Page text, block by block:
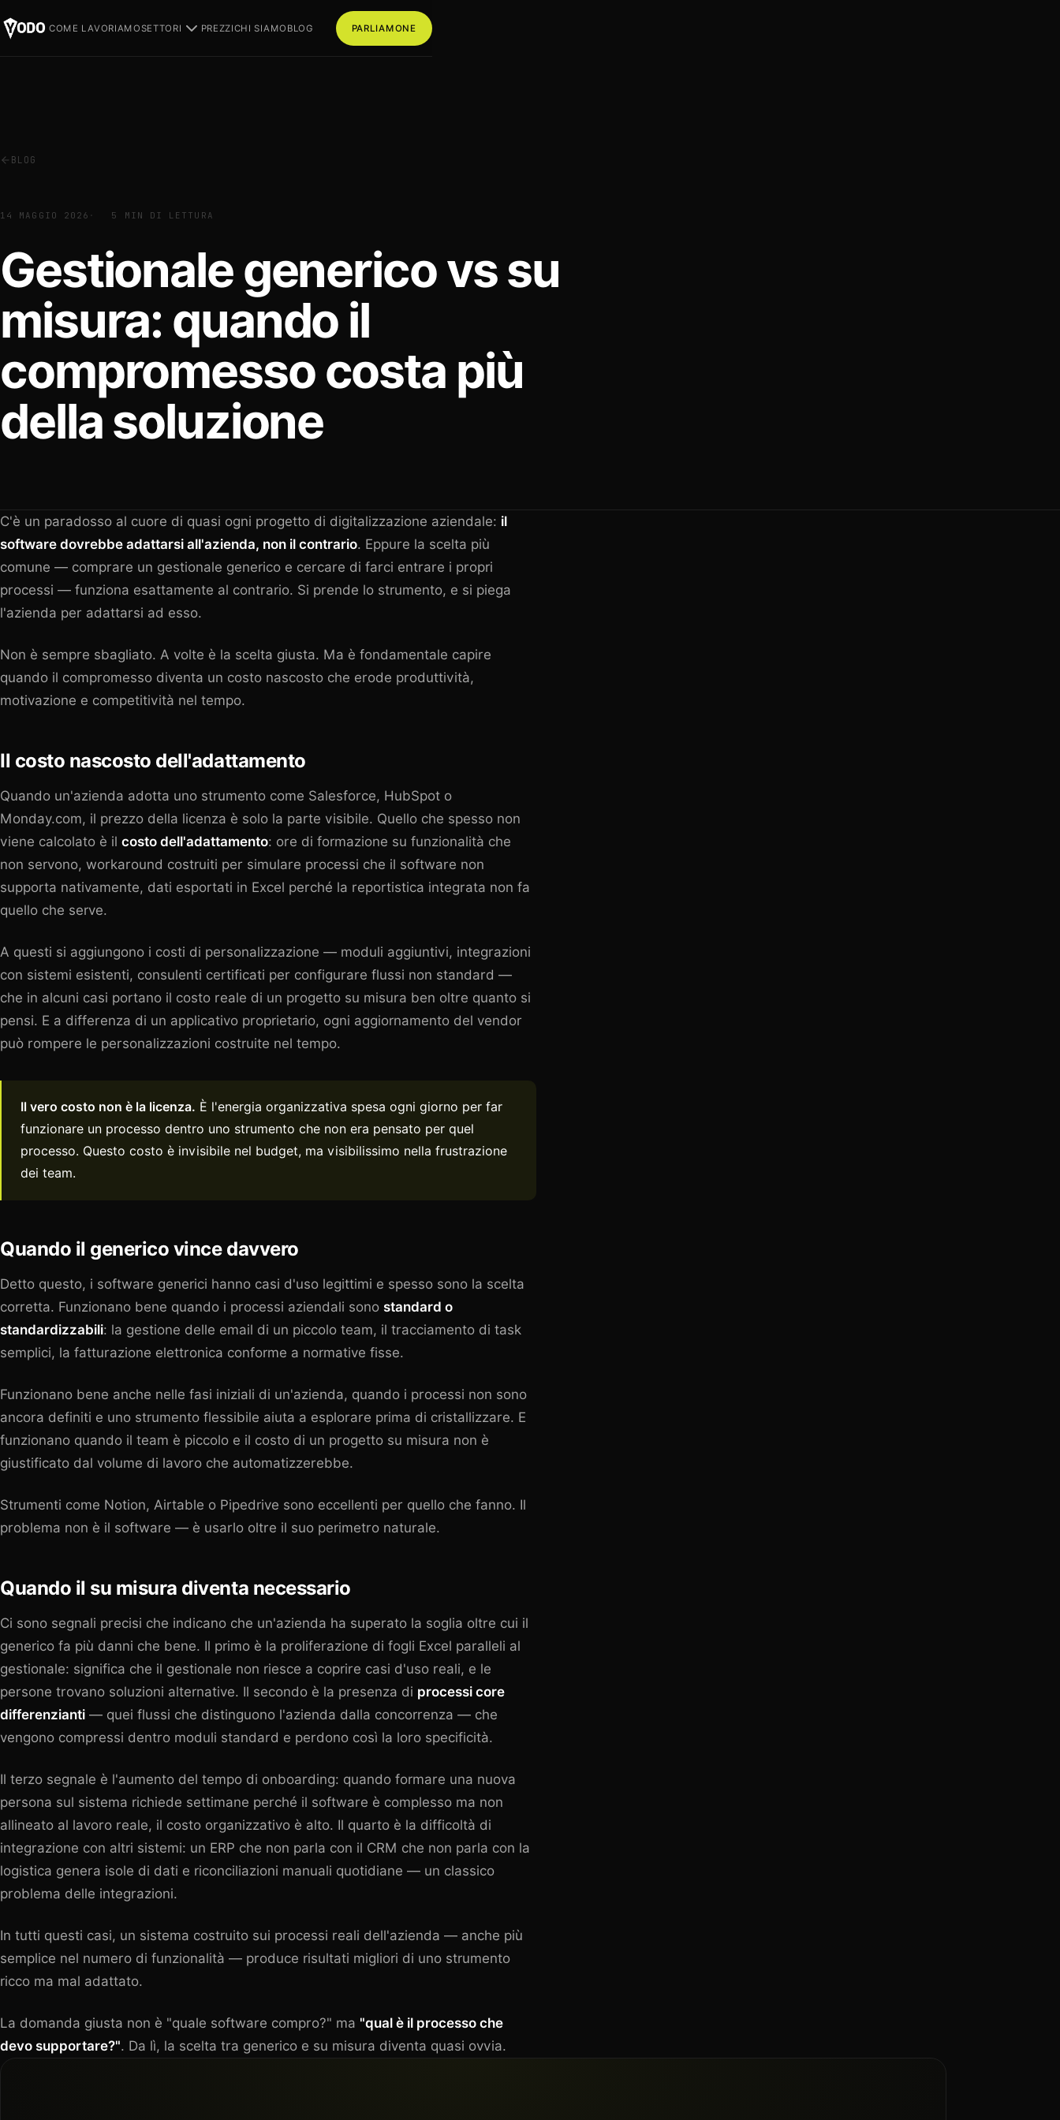
COME LAVORIAMOSETTORI PREZZICHI SIAMO BLOG PARLIAMONE
BLOG
14 MAGGIO 2026 5 MIN DI LETTURA
Gestionale generico vs su
misura: quando il
compromesso costa più
della soluzione
C'è un paradosso al cuore di quasi ogni progetto di digitalizzazione aziendale: il
software dovrebbe adattarsi all'azienda, non il contrario. Eppure la scelta più
comune — comprare un gestionale generico e cercare di farci entrare i propri
processi — funziona esattamente al contrario. Si prende lo strumento, e si piega
l'azienda per adattarsi ad esso.
Non è sempre sbagliato. A volte è la scelta giusta. Ma è fondamentale capire
quando il compromesso diventa un costo nascosto che erode produttività,
motivazione e competitività nel tempo.
Il costo nascosto dell'adattamento
Quando un'azienda adotta uno strumento come Salesforce, HubSpot o
Monday.com, il prezzo della licenza è solo la parte visibile. Quello che spesso non
viene calcolato è il costo dell'adattamento: ore di formazione su funzionalità che
non servono, workaround costruiti per simulare processi che il software non
supporta nativamente, dati esportati in Excel perché la reportistica integrata non fa
quello che serve.
A questi si aggiungono i costi di personalizzazione — moduli aggiuntivi, integrazioni
con sistemi esistenti, consulenti certificati per configurare flussi non standard —
che in alcuni casi portano il costo reale di un progetto su misura ben oltre quanto si
pensi. E a differenza di un applicativo proprietario, ogni aggiornamento del vendor
può rompere le personalizzazioni costruite nel tempo.
Il vero costo non è la licenza. È l'energia organizzativa spesa ogni giorno per far
funzionare un processo dentro uno strumento che non era pensato per quel
processo. Questo costo è invisibile nel budget, ma visibilissimo nella frustrazione
dei team.
Quando il generico vince davvero
Detto questo, i software generici hanno casi d'uso legittimi e spesso sono la scelta
corretta. Funzionano bene quando i processi aziendali sono standard o
standardizzabili: la gestione delle email di un piccolo team, il tracciamento di task
semplici, la fatturazione elettronica conforme a normative fisse.
Funzionano bene anche nelle fasi iniziali di un'azienda, quando i processi non sono
ancora definiti e uno strumento flessibile aiuta a esplorare prima di cristallizzare. E
funzionano quando il team è piccolo e il costo di un progetto su misura non è
giustificato dal volume di lavoro che automatizzerebbe.
Strumenti come Notion, Airtable o Pipedrive sono eccellenti per quello che fanno. Il
problema non è il software — è usarlo oltre il suo perimetro naturale.
Quando il su misura diventa necessario
Ci sono segnali precisi che indicano che un'azienda ha superato la soglia oltre cui il
generico fa più danni che bene. Il primo è la proliferazione di fogli Excel paralleli al
gestionale: significa che il gestionale non riesce a coprire casi d'uso reali, e le
persone trovano soluzioni alternative. Il secondo è la presenza di processi core
differenzianti — quei flussi che distinguono l'azienda dalla concorrenza — che
vengono compressi dentro moduli standard e perdono così la loro specificità.
Il terzo segnale è l'aumento del tempo di onboarding: quando formare una nuova
persona sul sistema richiede settimane perché il software è complesso ma non
allineato al lavoro reale, il costo organizzativo è alto. Il quarto è la difficoltà di
integrazione con altri sistemi: un ERP che non parla con il CRM che non parla con la
logistica genera isole di dati e riconciliazioni manuali quotidiane — un classico
problema delle integrazioni.
In tutti questi casi, un sistema costruito sui processi reali dell'azienda — anche più
semplice nel numero di funzionalità — produce risultati migliori di uno strumento
ricco ma mal adattato.
La domanda giusta non è "quale software compro?" ma "qual è il processo che
devo supportare?". Da lì, la scelta tra generico e su misura diventa quasi ovvia.